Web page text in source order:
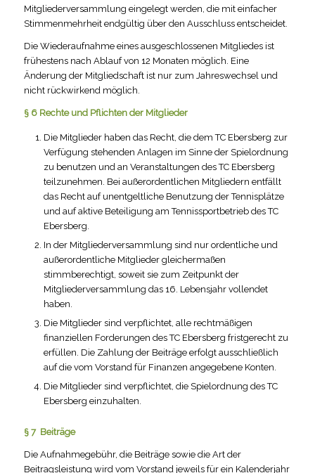
Mitgliederversammlung eingelegt werden, die mit einfacher
Stimmenmehrheit endgültig über den Ausschluss entscheidet.
Die Wiederaufnahme eines ausgeschlossenen Mitgliedes ist
frühestens nach Ablauf von 12 Monaten möglich. Eine
Änderung der Mitgliedschaft ist nur zum Jahreswechsel und
nicht rückwirkend möglich.
§ 6 Rechte und Pflichten der Mitglieder
Die Mitglieder haben das Recht, die dem TC Ebersberg zur
Verfügung stehenden Anlagen im Sinne der Spielordnung
zu benutzen und an Veranstaltungen des TC Ebersberg
teilzunehmen. Bei außerordentlichen Mitgliedern entfällt
das Recht auf unentgeltliche Benutzung der Tennisplätze
und auf aktive Beteiligung am Tennissportbetrieb des TC
Ebersberg.
In der Mitgliederversammlung sind nur ordentliche und
außerordentliche Mitglieder gleichermaßen
stimmberechtigt, soweit sie zum Zeitpunkt der
Mitgliederversammlung das 16. Lebensjahr vollendet
haben.
Die Mitglieder sind verpflichtet, alle rechtmäßigen
finanziellen Forderungen des TC Ebersberg fristgerecht zu
erfüllen. Die Zahlung der Beiträge erfolgt ausschließlich
auf die vom Vorstand für Finanzen angegebene Konten.
Die Mitglieder sind verpflichtet, die Spielordnung des TC
Ebersberg einzuhalten.
§ 7 Beiträge
Die Aufnahmegebühr, die Beiträge sowie die Art der
Beitragsleistung wird vom Vorstand jeweils für ein Kalenderjahr